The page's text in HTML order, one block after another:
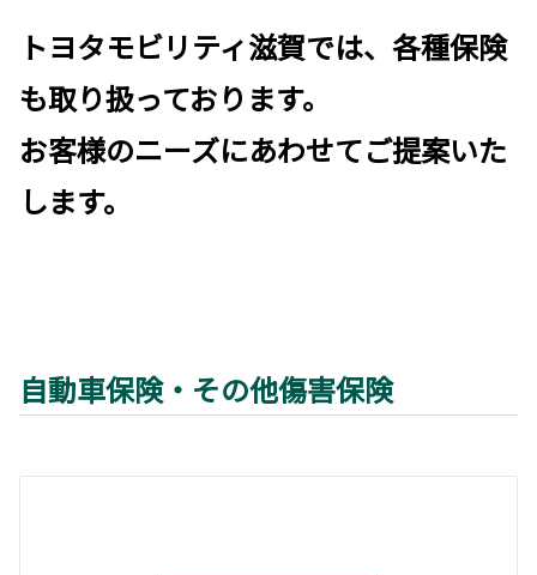
トヨタモビリティ滋賀では、各種保険
も取り扱っております。
お客様のニーズにあわせてご提案いた
します。
自動車保険・その他傷害保険